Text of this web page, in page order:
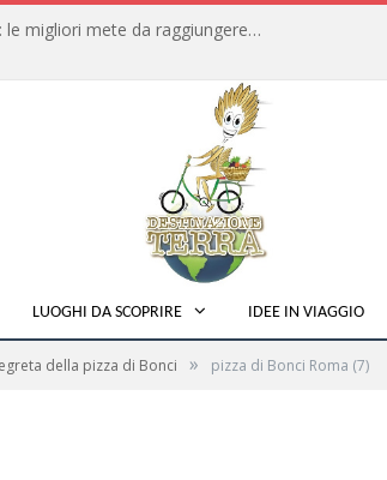
Dove fare campeggio libero in Italia: le migliori mete da raggiungere in traghetto
LUOGHI DA SCOPRIRE IDEE IN VIAGGIO
della pizza di Bonci » pizza di Bonci Roma (7)